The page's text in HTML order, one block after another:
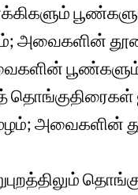
அவைகளின்
தொங்குதிரைகள்
அவைகளின்